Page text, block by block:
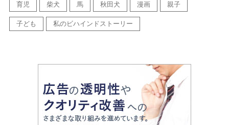
育児 柴犬 馬 秋田犬 漫画 親子
子ども 私のビハインドストーリー